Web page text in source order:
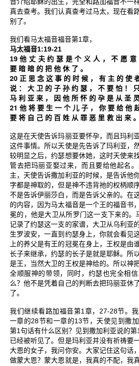
音介绍耶稣的出生，完全和路加福音不一
真去查考。我们认真查考过马太，现在看
别了。
我们看马太福音福音第1 章，
马太福音1:19-21
19他 丈 夫 约 瑟 是 个 义 人 ， 不 愿 意
要 暗 暗 的 把 他 休 了 。
20 正 思 念 这 事 的 时 候 ， 有 主 的 使
说 ： 大 卫 的 子 孙 约 瑟 ， 不 要 怕 ！ 只
马 利 亚 来 ， 因 他 所 怀 的 孕 是 从 圣 灵
21 他 将 要 生 一 个 儿 子 ， 你 要 给 他
要 将 自 己 的 百 姓 从 罪 恶 里 救 出 来 。
这是在天使告诉玛丽亚要怀孕，而且玛利
这件事情。所以天使是先告诉了玛利亚，
较明显之后，约瑟想要休她，这时天使来
管去把玛丽亚娶过来，而且要给他起名
主，天使告诉撒加利亚的时候，是告诉他
字都是神取的，但是神不违背祂的权柄顺
不是告诉伊丽莎白，而是告诉父亲的。在
的内容，因为马太福音是一个王的福音书
冕的，他是大卫从所罗门这一支下来的。
记录了约瑟这一支的家谱，大卫从乌利亚
生罗波安，一直到约瑟身上，你就会看见
上的养父是有王的冠冕在身上，王权是由
长子来继承，约瑟的长子是就是耶稣。所
是王，当然大卫的王权是神给的。所以神
全顺服神的带领，同时，约瑟也完全相
么？他不是凭着自己的判断去把玛丽亚休
了。
我们继续看路加福音第1 章， 27-28节。
一章的28节和一章的13节，天使见到撒
第1 句话有什么区别？见到撒加利亚说的第1
已经被听见了。但是玛利亚并没有祈祷要
大恩的女子，我问你安。大家记住这句话
做蒙大恩？蒙大恩就是，我真的不配，我